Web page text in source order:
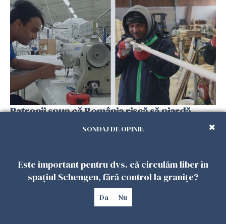
Patronii spun că România riscă să piardă
SONDAJ DE OPINIE
Este important pentru dvs. că circulăm liber în
spațiul Schengen, fără control la granițe?
Da Nu